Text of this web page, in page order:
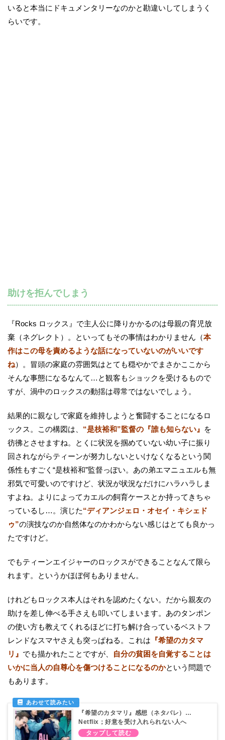
いると本当にドキュメンタリーなのかと勘違いしてしまうく
らいです。
助けを拒んでしまう
『Rocks ロックス』で主人公に降りかかるのは母親の育児放
棄（ネグレクト）。といってもその事情はわかりません（本
作はこの母を責めるような話になっていないのがいいです
ね）。冒頭の家庭の雰囲気はとても穏やかでまさかここから
そんな事態になるなんて…と観客もショックを受けるもので
すが、渦中のロックスの動揺は尋常ではないでしょう。
結果的に親なしで家庭を維持しようと奮闘することになるロ
ックス。この構図は、 “是枝裕和”監督の『誰も知らない』 を
彷彿とさせますね。とくに状況を掴めていない幼い子に振り
回されながらティーンが努力しないといけなくなるという関
係性もすごく“是枝裕和”監督っぽい。あの弟エマニュエルも無
邪気で可愛いのですけど、状況が状況なだけにハラハラしま
すよね。よりによってカエルの飼育ケースとか持ってきちゃ
っているし…。演じた“ディアンジェロ・オセイ・キシェド
ゥ”の演技なのか自然体なのかわからない感じはとても良かっ
たですけど。
でもティーンエイジャーのロックスができることなんて限ら
れます。というかほぼ何もありません。
けれどもロックス本人はそれを認めたくない。だから親友の
助けを差し伸べる手さえも叩いてしまいます。あのタンポン
の使い方も教えてくれるほどに打ち解け合っているベストフ
レンドなスマヤさえも突っぱねる。これは 『希望のカタマ
リ』 でも描かれたことですが、
自分の貧困を自覚することは
いかに当人の自尊心を傷つけることになるのかという問題で
もあります。
『希望のカタマリ』感想（ネタバレ）…
Netflix；好意を受け入れられない人へ